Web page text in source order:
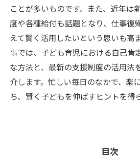
ことが多いものです。また、近年は
度や各種給付も話題となり、仕事復
えて賢く活用したいという思いも高
事では、子ども育児における自己肯
な方法と、最新の支援制度の活用法
介します。忙しい毎日のなかで、楽
ち、賢く子どもを伸ばすヒントを得
目次